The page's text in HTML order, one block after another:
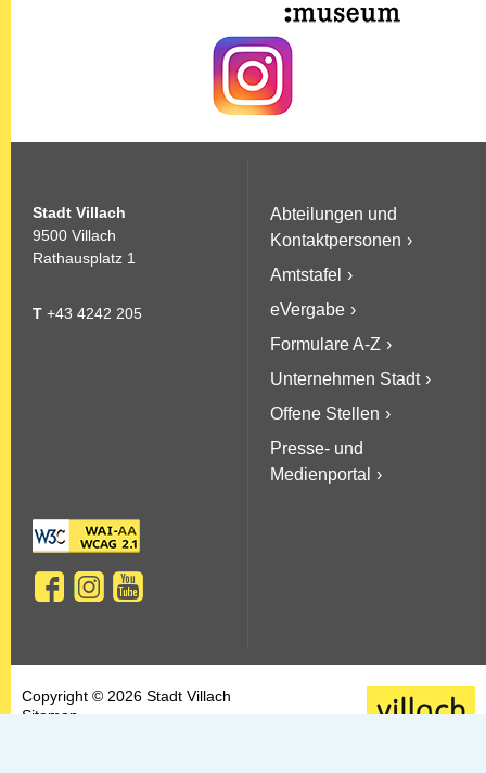
Stadt Villach
9500 Villach
Rathausplatz 1
T +43 4242 205
Abteilungen und
Kontaktpersonen
Amtstafel
eVergabe
Formulare A-Z
Unternehmen Stadt
Offene Stellen
Presse- und
Medienportal
Copyright © 2026 Stadt Villach
Sitemap